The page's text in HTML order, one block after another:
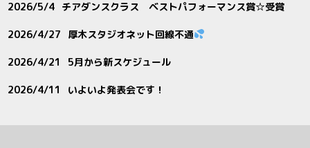
2026/5/4 チアダンスクラス ベストパフォーマンス賞☆受賞
2026/4/27 厚木スタジオネット回線不通
2026/4/21 5月から新スケジュール
2026/4/11 いよいよ発表会です！